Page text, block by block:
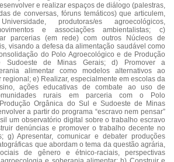
e realizar espaços de diálogo (palestras,
de conversas, fóruns temáticos) que articulem,
produtoras/es agroecológicos,
e associações ambientalistas; c)
parcerias (em rede) com outros Núcleos de
visando a defesa da alimentação saudável como
do Polo Agroecológico e de Produção
de Minas Gerais; d) Promover a
alimentar como modelos alternativos ao
regional; e) Realizar, especialmente em escolas da
ações educativas de combate ao uso de
rurais em parceria com o Polo
Orgânica do Sul e Sudoeste de Minas
a partir do programa “escravo nem pensar”
um observatório digital sobre o trabalho escravo
denúncias e promover o trabalho decente no
g) Apresentar, comunicar e debater produções
que abordam o tema da questão agrária,
de gênero e étnico-raciais, perspectivas